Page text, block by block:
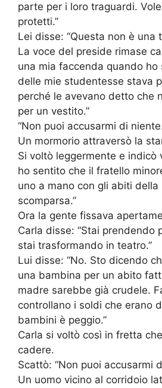
parte per i loro traguardi.
protetti.”
Lei disse: “Questa non è una
La voce del preside rimase
una mia faccenda quando ho
delle mie studentesse stava
perché le avevano detto che
per un vestito.”
“Non puoi accusarmi di
Un mormorio attraversò la
Si voltò leggermente e indicò
ho sentito che il fratello
uno a mano con gli abiti della
scomparsa.”
Ora la gente fissava
Carla disse: “Stai prendendo
stai trasformando in teatro.”
Lui disse: “No. Sto dicendo
una bambina per un abito
madre sarebbe già crudele.
controllano i soldi che erano
bambini è peggio.”
Carla si voltò così in fretta
cadere.
Scattò: “Non puoi accusarmi
Un uomo vicino al corridoio